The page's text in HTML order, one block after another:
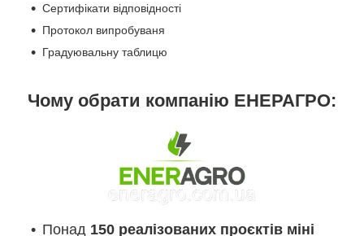
Сертифікати відповідності
Протокол випробуваня
Градуювальну таблицю
Чому обрати компанію ЕНЕРАГРО:
Понад 150 реалізованих проєктів міні